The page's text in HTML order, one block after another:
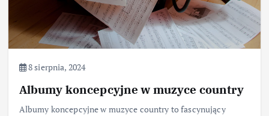
8 sierpnia, 2024
Albumy koncepcyjne w muzyce country
Albumy koncepcyjne w muzyce country to fascynujący